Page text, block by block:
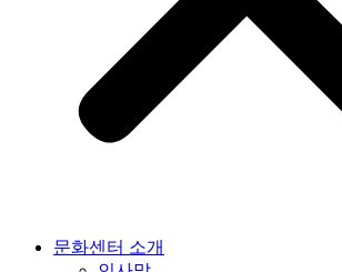
문화센터 소개